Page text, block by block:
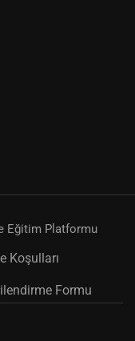
Eğitim Platformu
Koşulları
Formu